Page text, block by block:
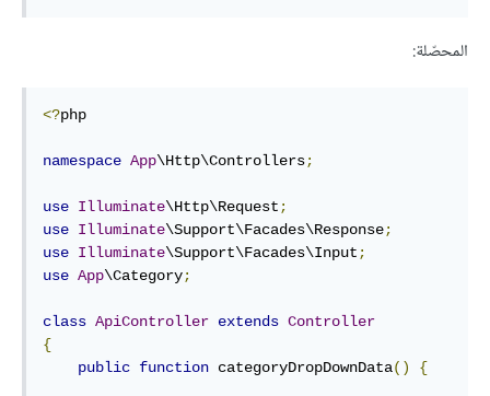
المحصّلة:
<?php
namespace App\Http\Controllers;
use Illuminate\Http\Request;
use Illuminate\Support\Facades\Response;
use Illuminate\Support\Facades\Input;
use App\Category;
class ApiController extends Controller
{
public function categoryDropDownData() {